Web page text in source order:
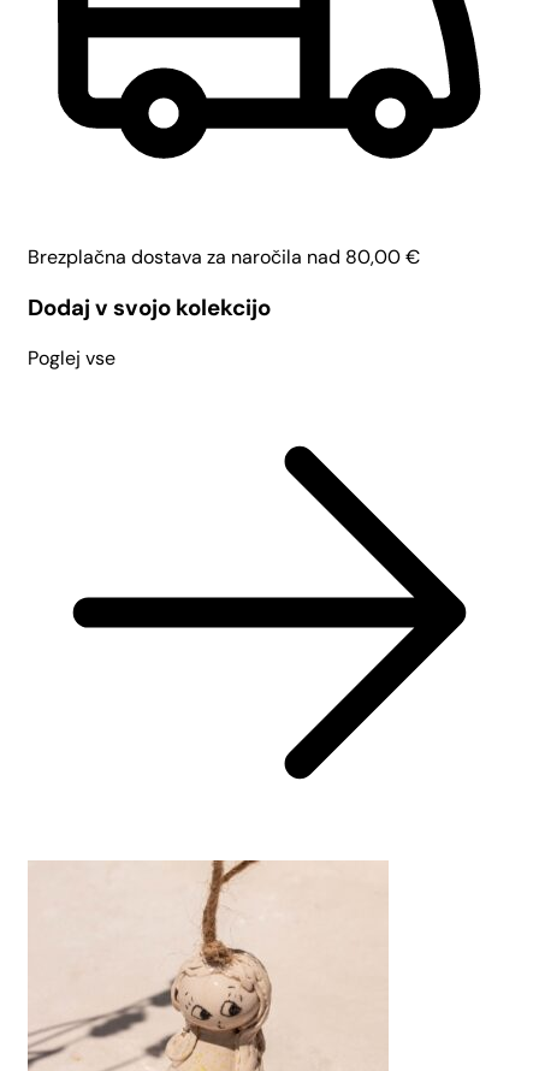
Brezplačna dostava za naročila nad 80,00€
Dodaj v svojo kolekcijo
Poglej vse